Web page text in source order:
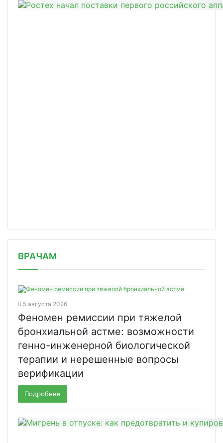
ВРАЧАМ
5 августа 2026
Феномен ремиссии при тяжелой
бронхиальной астме: возможности
генно-инженерной биологической
терапии и нерешенные вопросы
верификации
Подробнее